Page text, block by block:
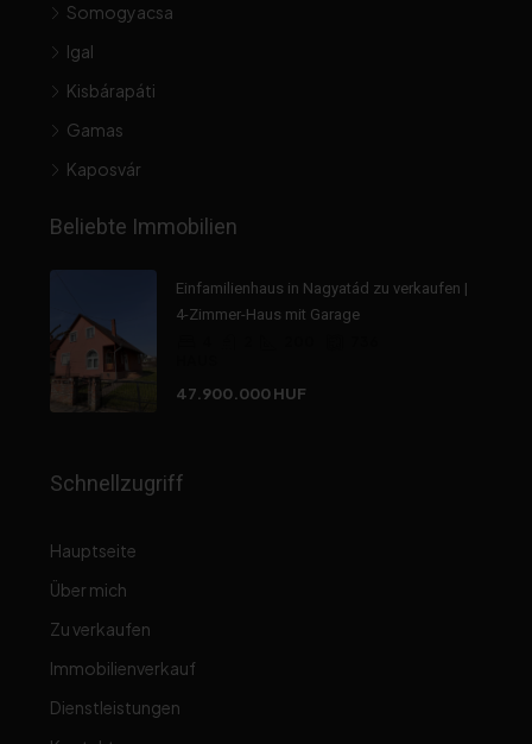
Somogyacsa
Igal
Kisbárapáti
Gamas
Kaposvár
Beliebte Immobilien
Einfamilienhaus in Nagyatád zu verkaufen |
4-Zimmer-Haus mit Garage
47.900.000 HUF
Schnellzugriff
Hauptseite
Über mich
Zu verkaufen
Immobilienverkauf
Dienstleistungen